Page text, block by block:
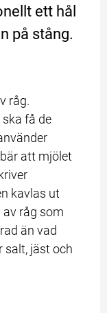
ett hål
på stång.
råg.
få de
att mjölet
kavlas ut
råg som
än vad
salt, jäst och